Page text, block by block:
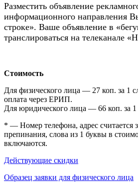
Разместить объявление
информационного направления
строке». Ваше объявление в
транслироваться на телеканале
Стоимость
Для физического лица — 27 коп. за 1
оплата через ЕРИП.
Для юридического лица — 66 коп. за 1
* — Номер телефона, адрес считается
препинания, слова из 1 буквы в
включаются.
Действующие скидки
Образец заявки для физического лица